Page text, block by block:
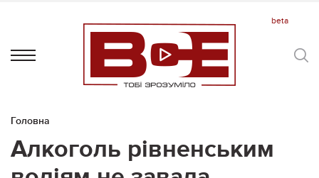
Головна
Алкоголь рівненським